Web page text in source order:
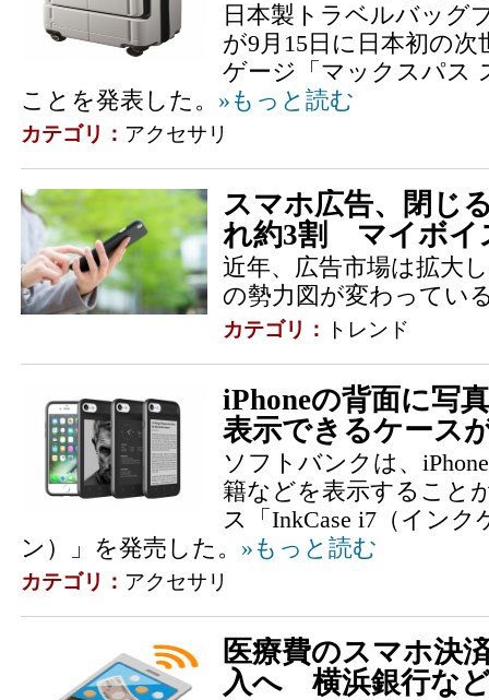
日本製トラベルバッグ
が9月15日に日本初の
ゲージ「マックスパス
ことを発表した。 »もっと読む
カテゴリ： アクセサリ
スマホ広告、閉じ
れ約3割 マイボイ
近年、広告市場は拡大
の勢力図が変わってい
カテゴリ： トレンド
iPhoneの背面に写
表示できるケース
ソフトバンクは、
籍などを表示すること
ス「InkCase i7（イン
ン）」を発売した。 »もっと読む
カテゴリ： アクセサリ
医療費のスマホ決
入へ 横浜銀行な